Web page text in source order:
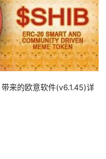
来的欧意软件(v6.1.45)详